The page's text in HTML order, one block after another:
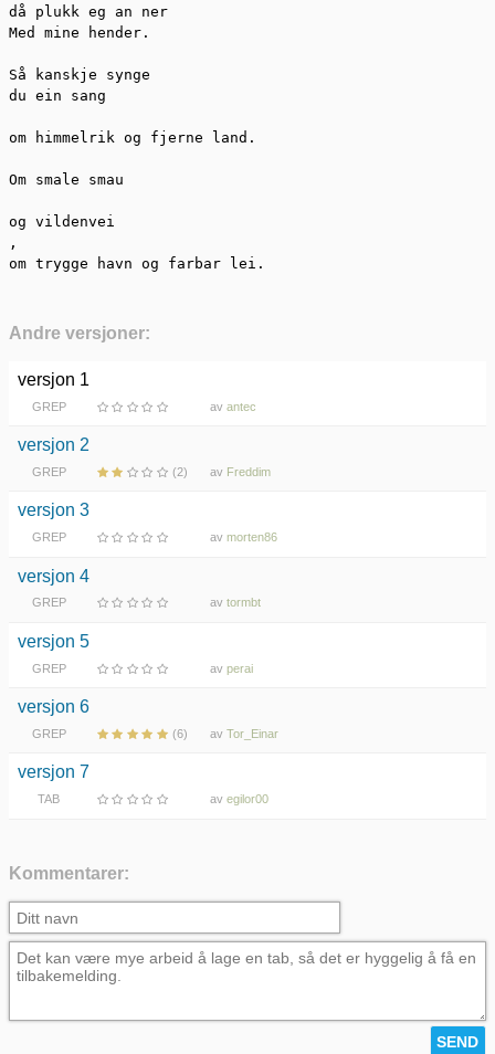
då plukk eg an ner
Med mine hender.
Så kanskje synge
du ein sang
om himmelrik og fjerne land.
Om smale smau
og vildenvei
,
om trygge havn og farbar lei.
Andre versjoner:
versjon 1
GREP av antec
versjon 2
GREP (2) av Freddim
versjon 3
GREP av morten86
versjon 4
GREP av tormbt
versjon 5
GREP av perai
versjon 6
GREP (6) av Tor_Einar
versjon 7
TAB av egilor00
Kommentarer: